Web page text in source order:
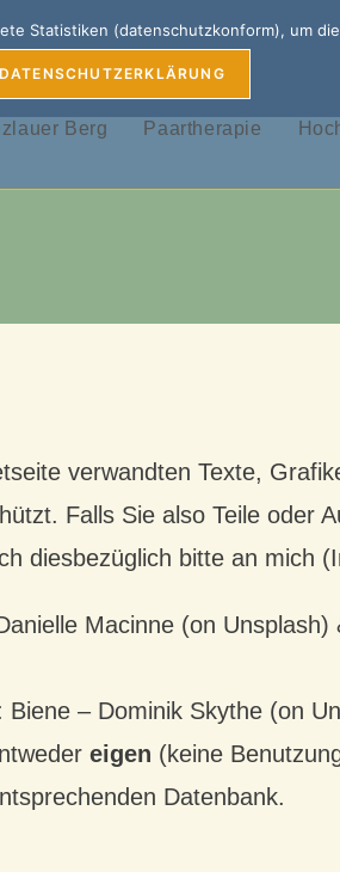
Supervision
Berg Paartherapie
verwandten Texte,
Falls Sie also Teile oder
diesbezüglich bitte an mich
Macinne (on
Biene – Dominik Skythe (on
eigen (keine
Datenbank.
Statistiken (datenschutzkonform), um
DATENSCHUTZERKLÄRUNG